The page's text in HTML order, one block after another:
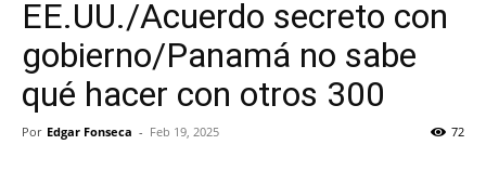
EE.UU./Acuerdo secreto con
gobierno/Panamá no sabe
qué hacer con otros 300
Por Edgar Fonseca - Feb 19, 2025 72